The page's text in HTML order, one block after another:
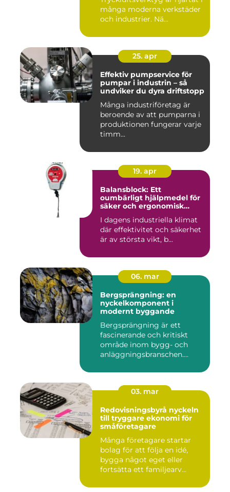
många moderna verkstäder
och industrier. Nä...
25. apr
Effektiv pumpservice för
pumpar i industrin – så
undviker du dyra driftstopp
Många industriföretag är
beroende av att pumparna i
produktionen fungerar varje
timm...
19. apr
Balansblock: Ett
oumbärligt hjälpmedel för
säker och ergonomisk
I dagens industriella klimat
där effektivitet och säkerhet
är av största vikt, b...
06. mar
Bergsprängning: en
nyckelkomponent i
modernt byggande
Bergsprängning är ett
fascinerande och kritiskt
område inom bygg- och
anläggningsbranschen.
03. mar
Redovisningsbyrå nyckeln
till tryggare ekonomi för
småföretagare
Många företagare startar
bolag för att följa en idé,
bygga något eget eller
fortsätta ett familjearv...